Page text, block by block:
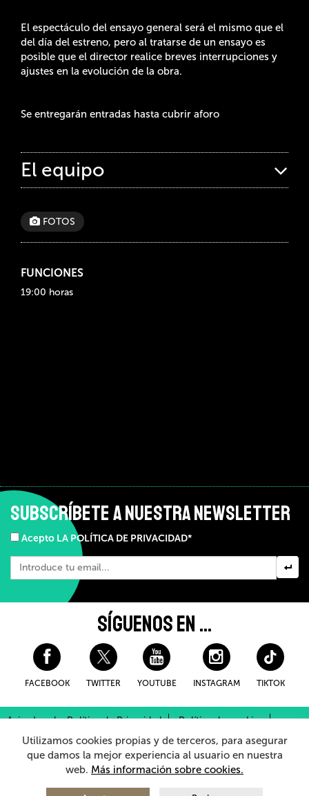
El espectáculo del ensayo general será el mismo que el
del día del estreno, pero al tratarse de un ensayo es
posible que el director realice breves interrupciones y
ajustes en la evolución de la obra.
Se entregarán entradas hasta cubrir aforo
El equipo
FOTOS
FUNCIONES
19:00 horas
SUBSCRÍBETE A NUESTRA NEWSLETTER
Acepto LA POLÍTICA DE PRIVACIDAD*
SÍGUENOS EN ...
FACEBOOK TWITTER YOUTUBE INSTAGRAM TIKTOK
Aviso Legal y Política de Privacidad
Política de cookies
Condiciones Generales de Compra
Sistema Interno de Información
© 2026 - Teatro Arriaga AntzokiaTodos los derechos reservados
Utilizamos cookies propias y de terceros, para asegurar
que damos la mejor experiencia al usuario en nuestra
web. Más información sobre cookies.